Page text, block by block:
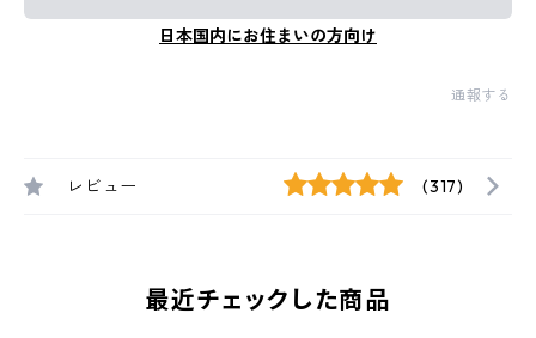
日本国内にお住まいの方向け
通報する
レビュー (317)
最近チェックした商品